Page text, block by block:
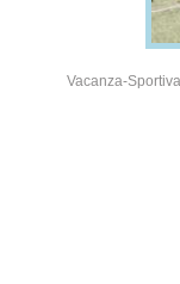
Vacanza-